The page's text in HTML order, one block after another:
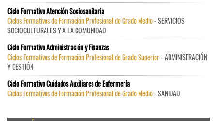
Ciclo Formativo Atención Sociosanitaria
Ciclos Formativos de Formación Profesional de Grado Medio- SERVICIOS
SOCIOCULTURALES Y A LA COMUNIDAD
Ciclo Formativo Administración y Finanzas
Ciclos Formativos de Formación Profesional de Grado Superior- ADMINISTRACIÓN
Y GESTIÓN
Ciclo Formativo Cuidados Auxiliares de Enfermería
Ciclos Formativos de Formación Profesional de Grado Medio- SANIDAD